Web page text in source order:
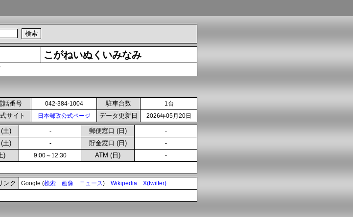
こがねいぬくいみなみ
話番号 042-384-1004 駐車台数 1台
サイト 日本郵政公式ページ データ更新日 2026年05月20日
土) - 郵便窓口 (日) -
土) - 貯金窓口 (日) -
) 9:00～12:30 ATM (日) -
ンク Google (検索 画像 ニュース) Wikipedia X(twitter)